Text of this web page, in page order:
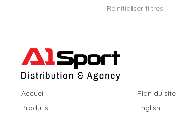
Réinitialiser filtres
Accueil
Produits
Plan du site
English